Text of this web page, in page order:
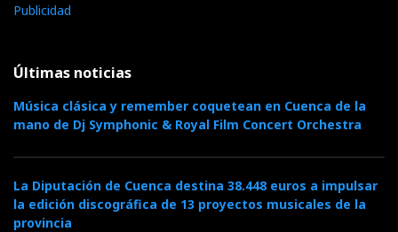
Publicidad
Últimas noticias
Música clásica y remember coquetean en Cuenca de la
mano de Dj Symphonic & Royal Film Concert Orchestra
La Diputación de Cuenca destina 38.448 euros a impulsar
la edición discográfica de 13 proyectos musicales de la
provincia